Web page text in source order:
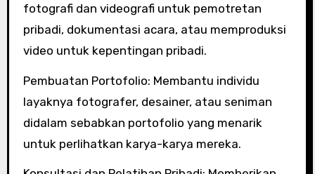
fotografi dan videografi untuk pemotretan
pribadi, dokumentasi acara, atau memproduksi
video untuk kepentingan pribadi.
Pembuatan Portofolio: Membantu individu
layaknya fotografer, desainer, atau seniman
didalam sebabkan portofolio yang menarik
untuk perlihatkan karya-karya mereka.